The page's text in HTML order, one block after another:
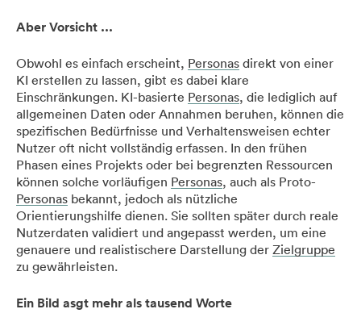
Aber Vorsicht ...
Obwohl es einfach erscheint, Personas direkt von einer
KI erstellen zu lassen, gibt es dabei klare
Einschränkungen. KI-basierte Personas, die lediglich auf
allgemeinen Daten oder Annahmen beruhen, können die
spezifischen Bedürfnisse und Verhaltensweisen echter
Nutzer oft nicht vollständig erfassen. In den frühen
Phasen eines Projekts oder bei begrenzten Ressourcen
können solche vorläufigen Personas, auch als Proto-
Personas bekannt, jedoch als nützliche
Orientierungshilfe dienen. Sie sollten später durch reale
Nutzerdaten validiert und angepasst werden, um eine
genauere und realistischere Darstellung der Zielgruppe
zu gewährleisten.
Ein Bild asgt mehr als tausend Worte